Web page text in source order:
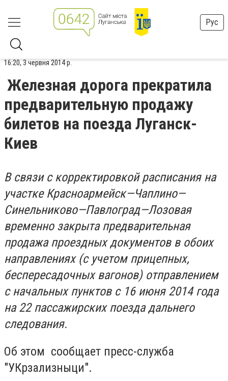
Рус
16:20, 3 червня 2014 р.
Железная дорога прекратила
предварительную продажу
билетов на поезда Луганск-
Киев
В связи с корректировкой расписания на
участке Красноармейск—Чаплино—
Синельниково—Павлоград—Лозовая
временно закрыта предварительная
продажа проездных документов в обоих
направлениях (с учетом прицепных,
беспересадочных вагонов) отправлением
с начальных пунктов с 16 июня 2014 года
на 22 пассажирских поезда дальнего
следования.
Об этом сообщает пресс-служба
"УКрзализныци".